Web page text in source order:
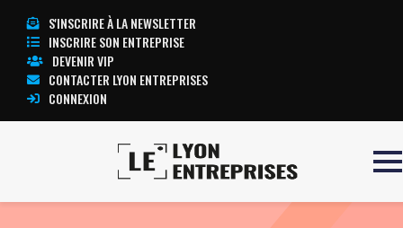
S'INSCRIRE À LA NEWSLETTER
INSCRIRE SON ENTREPRISE
DEVENIR VIP
CONTACTER LYON ENTREPRISES
CONNEXION